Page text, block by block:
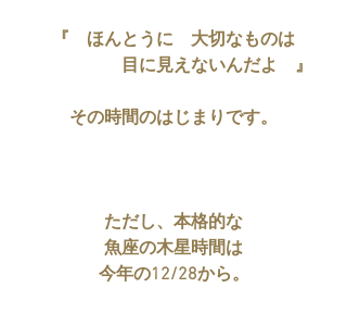
『　ほんとうに　大切なものは
目に見えないんだよ　』
その時間のはじまりです。
ただし、本格的な
魚座の木星時間は
今年の12/28から。